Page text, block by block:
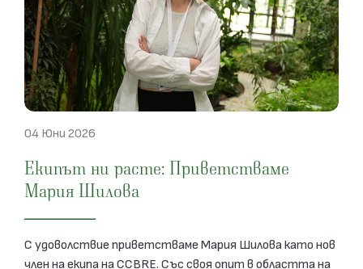
04 Юни 2026
Екипът ни расте: Приветстваме
Мария Шилова
С удоволствие приветстваме Мария Шилова като нов
член на екипа на CCBRE. Със своя опит в областта на